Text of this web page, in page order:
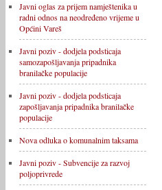
Javni oglas za prijem namještenika u
radni odnos na neodređeno vrijeme u
Općini Vareš
Javni poziv - dodjela podsticaja
samozapošljavanja pripadnika
branilačke populacije
Javni poziv - dodjela podsticaja
zapošljavanja pripadnika branilačke
populacije
Nova odluka o komunalnim taksama
Javni poziv - Subvencije za razvoj
poljoprivrede